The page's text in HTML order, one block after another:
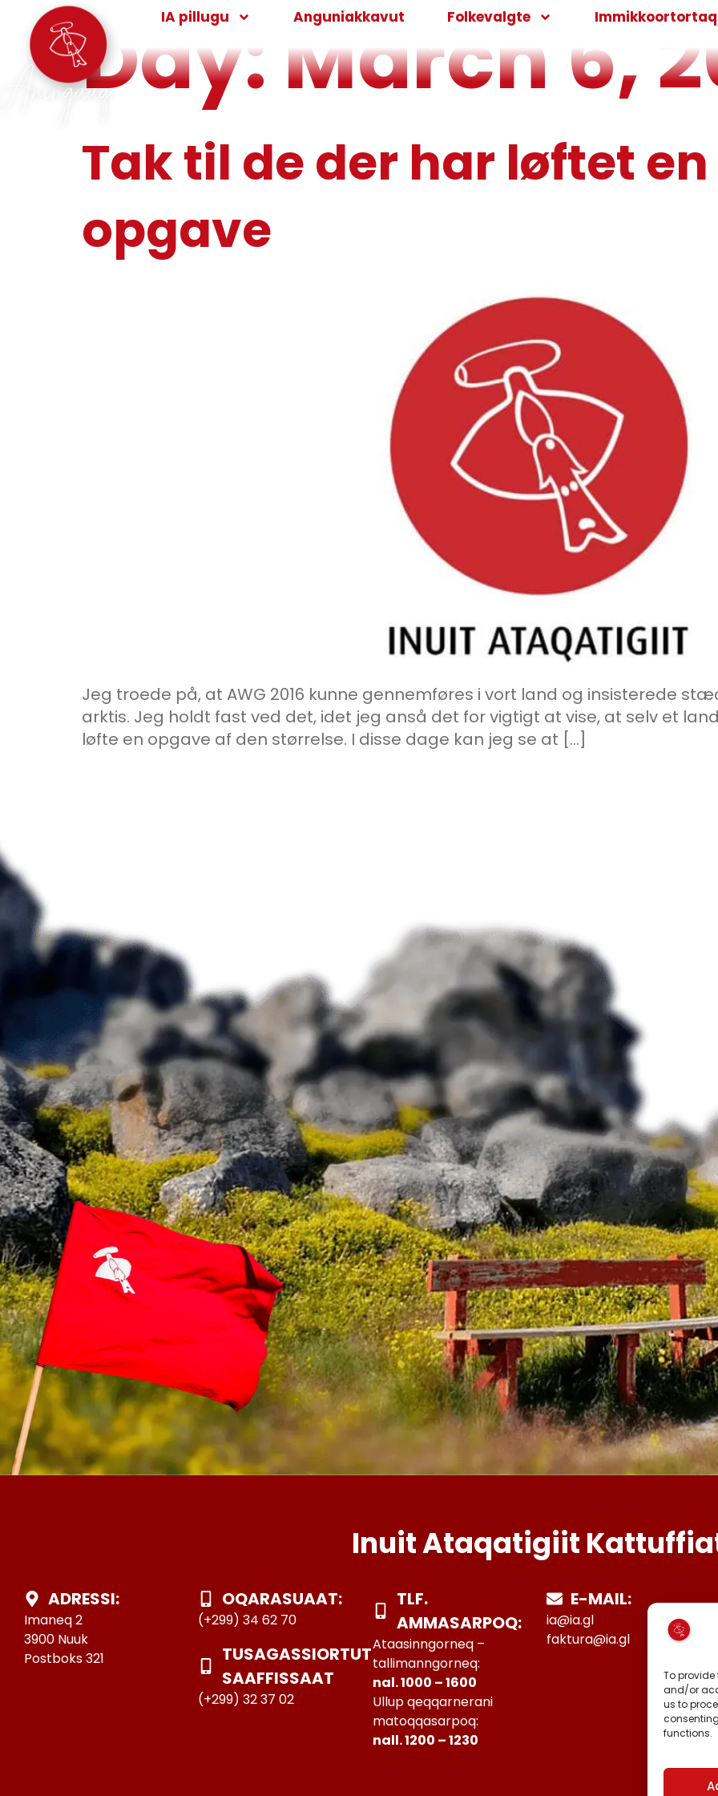
To provide
and/or
us to
functions.
Aningaaq
IA pillugu Anguniakkavut Folkevalgte
Day: March 6,
Tak til de der har løftet
opgave
Jeg troede på, at AWG 2016 kunne gennemføres i vort land og insisterede
arktis. Jeg holdt fast ved det, idet jeg anså det for vigtigt at vise, at selv et
løfte en opgave af den størrelse. I disse dage kan jeg se at […]
Inuit Ataqatigiit
ADRESSI:
Imaneq 2
3900 Nuuk
Postboks 321
OQARASUAAT:
(+299) 34 62 70
TUSAGASSIORTUT
SAAFFISSAAT
(+299) 32 37 02
TLF.
AMMASARPOQ:
Ataasinngorneq –
tallimanngorneq:
nal. 1000 – 1600
Ullup qeqqarnerani
matoqqasarpoq:
nall. 1200 – 1230
E-MAIL:
ia@ia.gl
faktura@ia.gl